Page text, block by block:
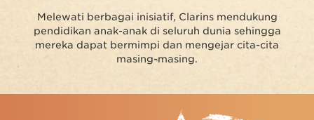
Melewati berbagai inisiatif, Clarins mendukung
pendidikan anak-⁠anak di seluruh dunia sehingga
mereka dapat bermimpi dan mengejar cita-⁠cita
masing-masing.